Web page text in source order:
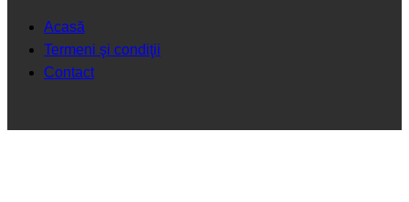
Acasă
Termeni şi condiţii
Contact